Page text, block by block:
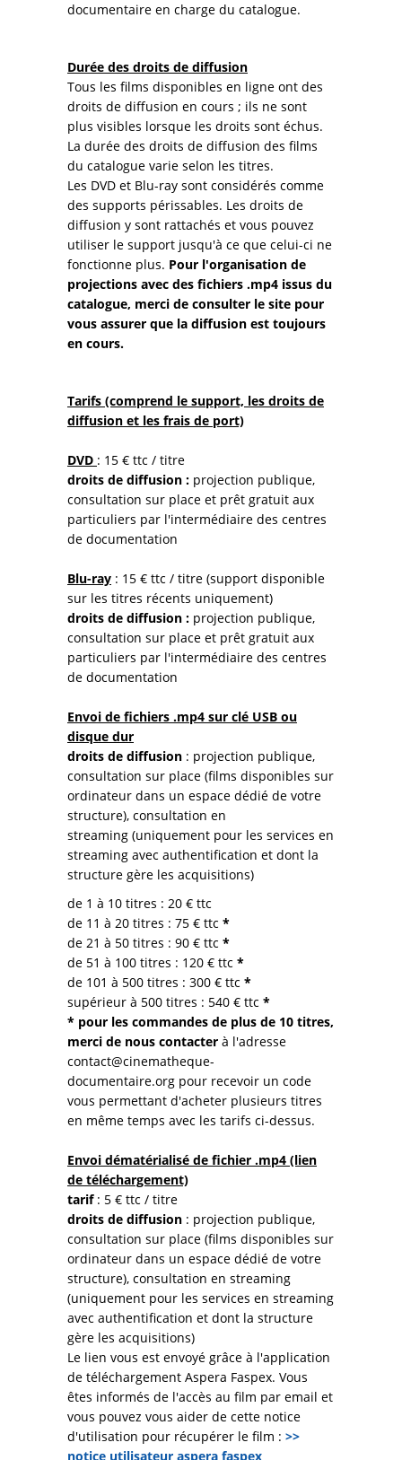
documentaire en charge du catalogue.
Durée des droits de diffusion
Tous les films disponibles en ligne ont des
droits de diffusion en cours ; ils ne sont
plus visibles lorsque les droits sont échus.
La durée des droits de diffusion des films
du catalogue varie selon les titres.
Les DVD et Blu-ray sont considérés comme
des supports périssables. Les droits de
diffusion y sont rattachés et vous pouvez
utiliser le support jusqu'à ce que celui-ci ne
fonctionne plus. Pour l'organisation de
projections avec des fichiers .mp4 issus du
catalogue, merci de consulter le site pour
vous assurer que la diffusion est toujours
en cours.
Tarifs (comprend le support, les droits de
diffusion et les frais de port)
DVD : 15 € ttc / titre
droits de diffusion : projection publique,
consultation sur place et prêt gratuit aux
particuliers par l'intermédiaire des centres
de documentation
Blu-ray : 15 € ttc / titre (support disponible
sur les titres récents uniquement)
droits de diffusion : projection publique,
consultation sur place et prêt gratuit aux
particuliers par l'intermédiaire des centres
de documentation
Envoi de fichiers .mp4 sur clé USB ou
disque dur
droits de diffusion : projection publique,
consultation sur place (films disponibles sur
ordinateur dans un espace dédié de votre
structure), consultation en
streaming (uniquement pour les services en
streaming avec authentification et dont la
structure gère les acquisitions)
de 1 à 10 titres : 20 € ttc
de 11 à 20 titres : 75 € ttc *
de 21 à 50 titres : 90 € ttc *
de 51 à 100 titres : 120 € ttc *
de 101 à 500 titres : 300 € ttc *
supérieur à 500 titres : 540 € ttc *
* pour les commandes de plus de 10 titres,
merci de nous contacter à l'adresse
contact@cinematheque-
documentaire.org pour recevoir un code
vous permettant d'acheter plusieurs titres
en même temps avec les tarifs ci-dessus.
Envoi dématérialisé de fichier .mp4 (lien
de téléchargement)
tarif: 5 € ttc / titre
droits de diffusion : projection publique,
consultation sur place (films disponibles sur
ordinateur dans un espace dédié de votre
structure), consultation en streaming
(uniquement pour les services en streaming
avec authentification et dont la structure
gère les acquisitions)
Le lien vous est envoyé grâce à l'application
de téléchargement Aspera Faspex. Vous
êtes informés de l'accès au film par email et
vous pouvez vous aider de cette notice
d'utilisation pour récupérer le film : >>
notice utilisateur aspera faspex